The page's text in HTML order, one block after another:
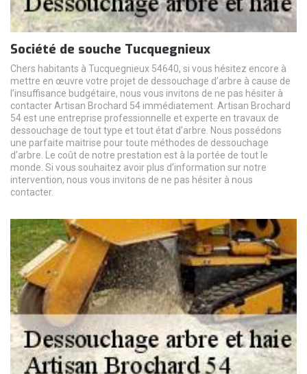
Société de souche Tucquegnieux
Chers habitants à Tucquegnieux 54640, si vous hésitez encore à
mettre en œuvre votre projet de dessouchage d’arbre à cause de
l’insuffisance budgétaire, nous vous invitons de ne pas hésiter à
contacter Artisan Brochard 54 immédiatement. Artisan Brochard
54 est une entreprise professionnelle et experte en travaux de
dessouchage de tout type et tout état d’arbre. Nous possédons
une parfaite maitrise pour toute méthodes de dessouchage
d’arbre. Le coût de notre prestation est à la portée de tout le
monde. Si vous souhaitez avoir plus d’information sur notre
intervention, nous vous invitons de ne pas hésiter à nous
contacter.